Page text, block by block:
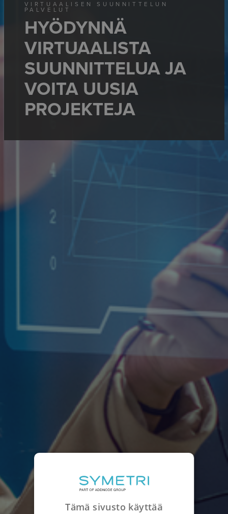
VIRTUAALISEN SUUNNITTELUN
PALVELUT
HYÖDYNNÄ
VIRTUAALISTA
SUUNNITTELUA JA
VOITA UUSIA
PROJEKTEJA
Tämä sivusto käyttää